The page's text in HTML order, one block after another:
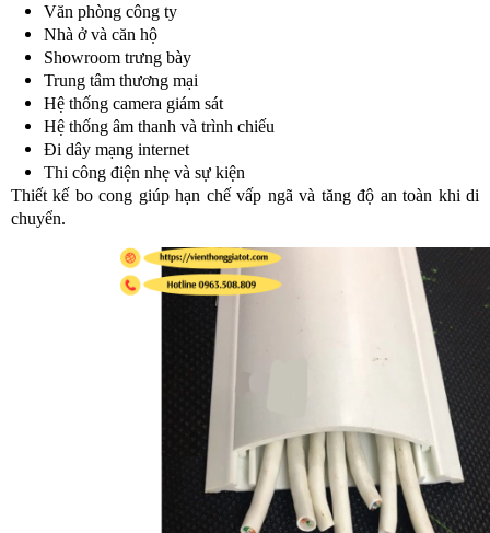
Văn phòng công ty
Nhà ở và căn hộ
Showroom trưng bày
Trung tâm thương mại
Hệ thống camera giám sát
Hệ thống âm thanh và trình chiếu
Đi dây mạng internet
Thi công điện nhẹ và sự kiện
Thiết kế bo cong giúp hạn chế vấp ngã và tăng độ an toàn khi di
chuyển.